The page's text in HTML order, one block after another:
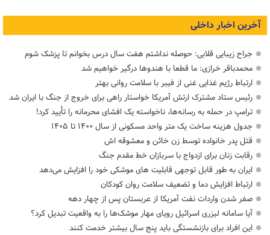
آخرین اخبار داخلی
جراح زیبایی قلابی: حوصله نداشتم هفت سال درس بخوانم تا پزشک شوم
محمدباقر خرازی: ما قطعا با هندوها درگیر خواهیم شد
ارتباط رژیم غذایی غنی از فیبر با سلامت روانی بهتر
رئیس ستاد مشترک ارتش آمریکا خواستار راهی برای خروج از جنگ با ایران شد
ترامپ در حمله‌ به رسانه‌ها، ناخواسته یک افشای محرمانه را تأیید کرد!
جدول هزینه ساخت یک متر واحد مسکونی از سال ۱۴۰۰ تا ۱۴۰۵
قتل پدر خانواده توسط زن خائن و معشوقه اش
رقابت زنان برای ازدواج با سربازان خط مقدم جنگ
ایران به طور قابل توجهی قابلیت های موشکی خود را افزایش می‌دهد
ارتباط افزایش دما و تضعیف سلامت روان کودکان
صفر شدن واردات نفت آمریکا از عربستان پس از چهار دهه
آیا سامانه لیزری اسرائیل رویای مهار موشک‌ها را به واقعیت تبدیل کرد؟
این افراد برای بازنشستگی باید پنج سال بیشتر خدمت کنند